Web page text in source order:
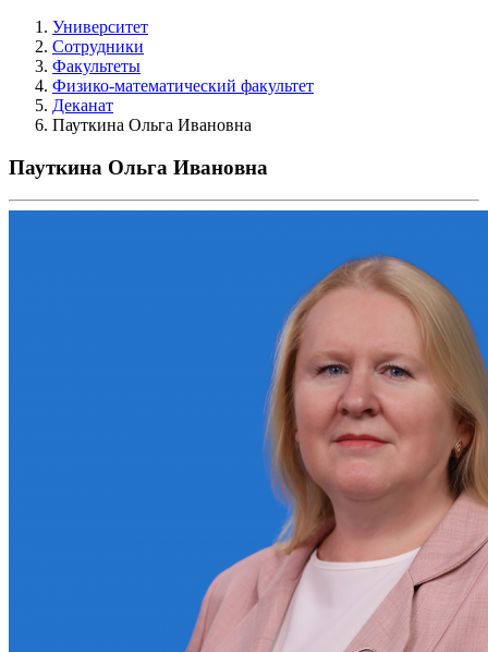
Университет
Сотрудники
Факультеты
Физико-математический факультет
Деканат
Пауткина Ольга Ивановна
Пауткина Ольга Ивановна